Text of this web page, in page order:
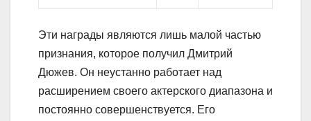
Эти награды являются лишь малой частью
признания, которое получил Дмитрий
Дюжев. Он неустанно работает над
расширением своего актерского диапазона и
постоянно совершенствуется. Его